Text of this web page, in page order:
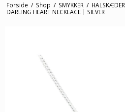
Forside / Shop / SMYKKER / HALSKÆDER
DARLING HEART NECKLACE | SILVER